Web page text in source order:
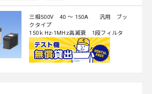
三相500V 40 ～ 150A 汎用 ブッ
クタイプ
150ｋHz-1MHz高減衰 1段フィルタ